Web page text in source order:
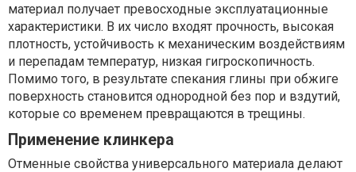
материал получает превосходные эксплуатационные
характеристики. В их число входят прочность, высокая
плотность, устойчивость к механическим воздействиям
и перепадам температур, низкая гигроскопичность.
Помимо того, в результате спекания глины при обжиге
поверхность становится однородной без пор и вздутий,
которые со временем превращаются в трещины.
Применение клинкера
Отменные свойства универсального материала делают